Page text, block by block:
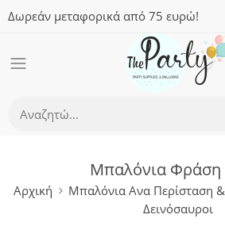
Δωρεάν μεταφορικά από 75 ευρώ!
Μπαλόνια Φράση
Αρχική Μπαλόνια Ανα Περίσταση
Δεινόσαυροι